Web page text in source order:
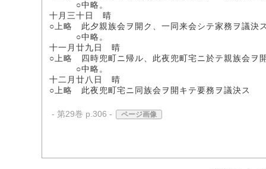
○中略。
十月三十日 晴
○上略 此夕親族会ヲ開ク、一同来会シテ家務ヲ議決
○中略。
十一月廿九日 晴
○上略 四時兜町ニ帰ル、此夜兜町宅ニ於テ親族会ヲ
○中略。
十二月廿八日 晴
○上略 此夜兜町宅ニ同族会ヲ開キテ要務ヲ議決ス
- 第29巻 p.306 - ページ画像